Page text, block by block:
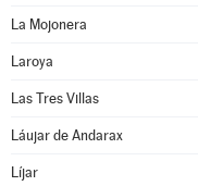
La Mojonera
Laroya
Las Tres Villas
Láujar de Andarax
Líjar